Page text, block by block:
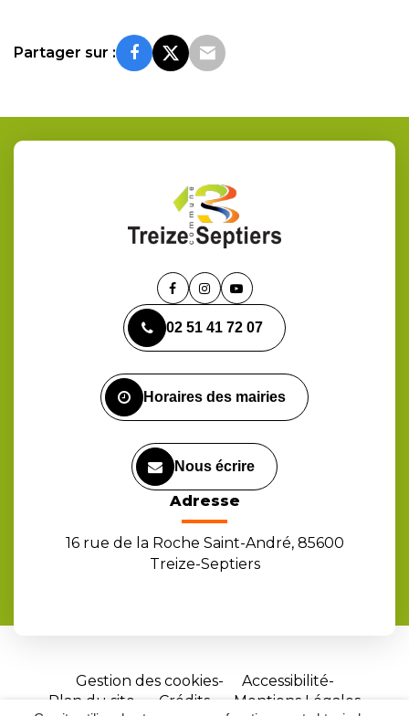
Partager sur :
Lien
le
compte
Lien
le
compte
Lien
la
chaîne
02 51 41 72 07
Horaires des mairies
Nous écrire
Adresse
16 rue de la Roche Saint-André, 85600
Treize-Septiers
Gestion des cookies
Accessibilité
Plan du site
Crédits Mentions Légales